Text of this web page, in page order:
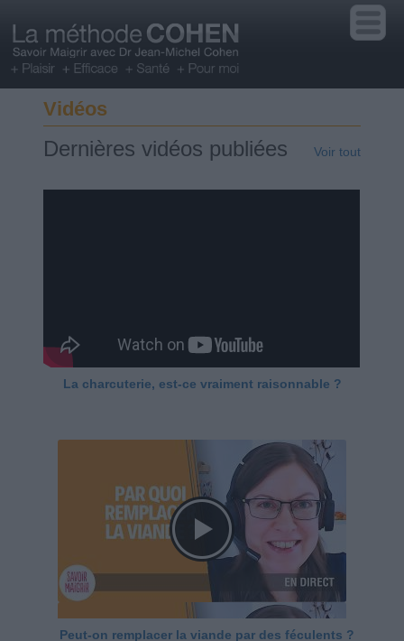
Vidéos
Dernières vidéos publiées Voir tout
La charcuterie, est-ce vraiment raisonnable ?
Peut-on remplacer la viande par des féculents ?